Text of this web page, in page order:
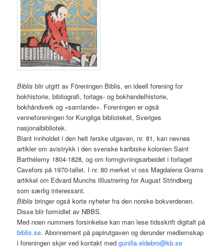
Biblis blir utgitt av Föreningen Biblis, en ideell forening for
bokhistorie, bibliografi, forlags- og bokhandelhistorie,
bokhåndverk og «samlande». Foreningen er også
venneforeningen for Kungliga biblioteket, Sveriges
nasjonalbibliotek.
Blant innholdet i den helt ferske utgaven, nr. 81, kan nevnes
artikler om avistrykk i den svenske karibiske kolonien Saint
Barthélemy 1804-1828, og om formgivningsarbeidet i forlaget
Cavefors på 1970-tallet. I nr. 80 merket vi oss Magdalena Grams
artikkel om Edvard Munchs illlustrering for August Strindberg
som særlig interessant.
Biblis bringer også korte nyheter fra den norske bokverdenen.
Disse blir formidlet av NBBS.
Med noen nummers forsinkelse kan man lese tidsskrift digitalt på
biblis.se. Abonnement på papirutgaven og derunder medlemskap
i foreningen skjer ved kontakt medgunilla.eldebro@kb.se